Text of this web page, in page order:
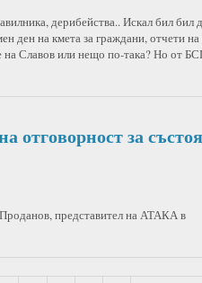
дерибейства.. Искал бил бил
ден на кмета за граждани, отчети
Славов или нещо по-така? Но от
за
представител на АТАКА в